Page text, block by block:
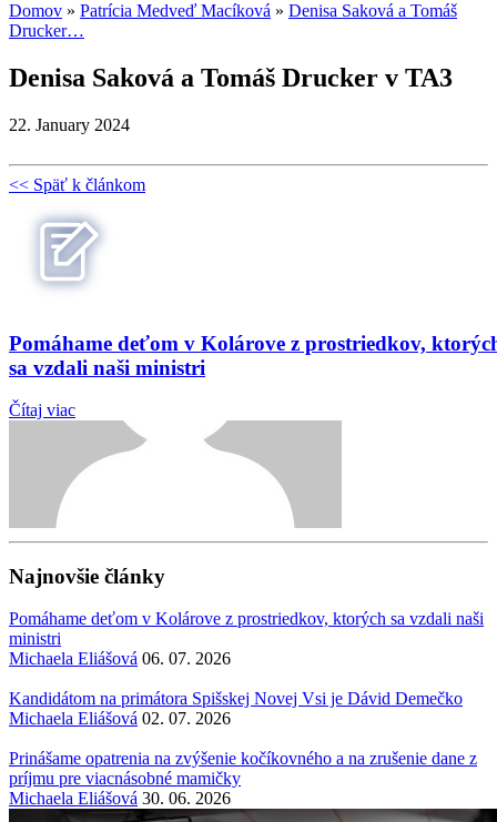
Domov » Patrícia Medveď Macíková » Denisa Saková a Tomáš
Drucker…
Denisa Saková a Tomáš Drucker v TA3
22. January 2024
<< Späť k článkom
Pomáhame deťom v Kolárove z prostriedkov,
sa vzdali naši ministri
Čítaj viac
Najnovšie články
Pomáhame deťom v Kolárove z prostriedkov, ktorých sa vzdali naši
ministri
Michaela Eliášová 06. 07. 2026
Kandidátom na primátora Spišskej Novej Vsi je Dávid Demečko
Michaela Eliášová 02. 07. 2026
Prinášame opatrenia na zvýšenie kočíkovného a na zrušenie dane z
príjmu pre viacnásobné mamičky
Michaela Eliášová 30. 06. 2026